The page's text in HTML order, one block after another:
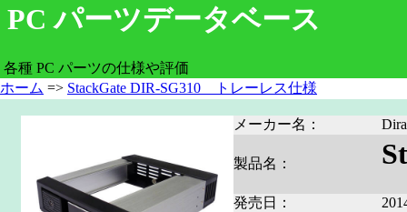
PC パーツデータベース
各種 PC パーツの仕様や評価
ホーム => StackGate DIR-SG310 トレーレス仕様
メーカー名：
製品名：
発売日：